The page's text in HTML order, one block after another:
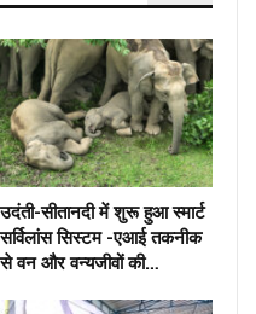
उदंती-सीतानदी में शुरू हुआ स्मार्ट
सर्विलांस सिस्टम -एआई तकनीक
से वन और वन्यजीवों की…